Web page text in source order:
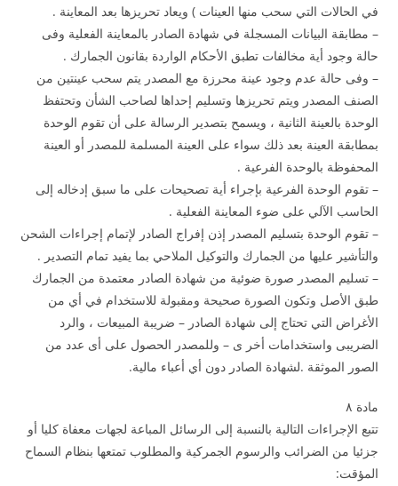
في الحالات التي سحب منها العينات ) ويعاد تحريزها بعد المعاينة .
– مطابقة البيانات المسجلة في شهادة الصادر بالمعاينة الفعلية وفى
حالة وجود أية مخالفات تطبق الأحكام الواردة بقانون الجمارك .
– وفى حالة عدم وجود عينة محرزة مع المصدر يتم سحب عينتين من
الصنف المصدر ويتم تحريزها وتسليم إحداها لصاحب الشأن وتحتفظ
الوحدة بالعينة الثانية ، ويسمح بتصدير الرسالة على أن تقوم الوحدة
بمطابقة العينة بعد ذلك سواء على العينة المسلمة للمصدر أو العينة
المحفوظة بالوحدة الفرعية .
– تقوم الوحدة الفرعية بإجراء أية تصحيحات على ما سبق إدخاله إلى
الحاسب الآلي على ضوء المعاينة الفعلية .
– تقوم الوحدة بتسليم المصدر إذن إفراج الصادر لإتمام إجراءات الشحن
والتأشير عليها من الجمارك والتوكيل الملاحي بما يفيد تمام التصدير .
– تسليم المصدر صورة ضوئية من شهادة الصادر معتمدة من الجمارك
طبق الأصل وتكون الصورة صحيحة ومقبولة للاستخدام في أي من
الأغراض التي تحتاج إلى شهادة الصادر – ضريبة المبيعات ، والرد
الضريبى واستخدامات أخر ى – وللمصدر الحصول على أى عدد من
الصور الموثقة .لشهادة الصادر دون أي أعباء مالية.
مادة ۸
تتبع الإجراءات التالية بالنسبة إلى الرسائل المباعة لجهات معفاة كليا أو
جزئيا من الضرائب والرسوم الجمركية والمطلوب تمتعها بنظام السماح
المؤقت: